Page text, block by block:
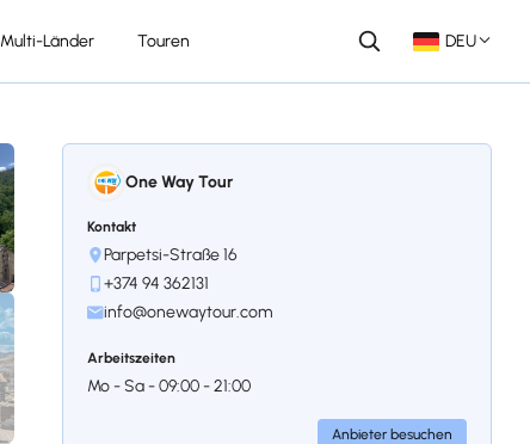
Multi-Länder Touren DEU
One Way Tour
Kontakt
Parpetsi-Straße 16
+374 94 362131
info@onewaytour.com
Arbeitszeiten
Mo - Sa - 09:00 - 21:00
Anbieter besuchen